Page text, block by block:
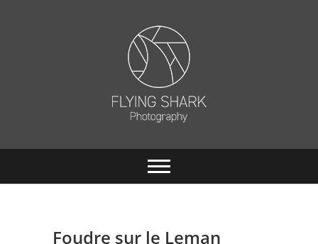
Flying Shark
Photography |
Foudre sur le Leman